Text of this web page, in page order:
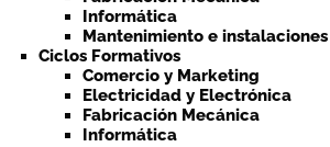
Informática
Mantenimiento e instalaciones
Ciclos Formativos
Comercio y Marketing
Electricidad y Electrónica
Fabricación Mecánica
Informática